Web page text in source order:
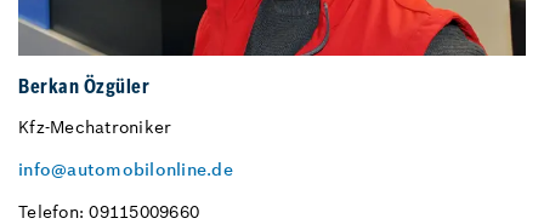
Berkan Özgüler
Kfz-Mechatroniker
info@automobilonline.de
Telefon: 09115009660